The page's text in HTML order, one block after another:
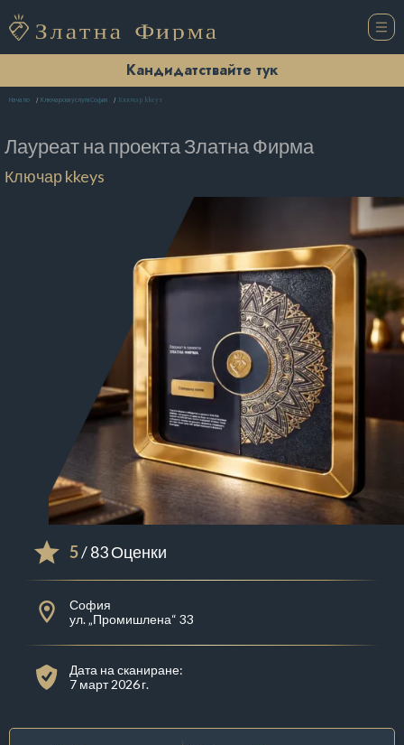
Кандидатствайте тук
Начало Ключарски услуги София Ключар kkeys
Лауреат на проектаЗлатна Фирма
Ключар kkeys
5/ 83 Оценки
София
ул. „Промишлена“ 33
Дата на сканиране:
7 март 2026 г.